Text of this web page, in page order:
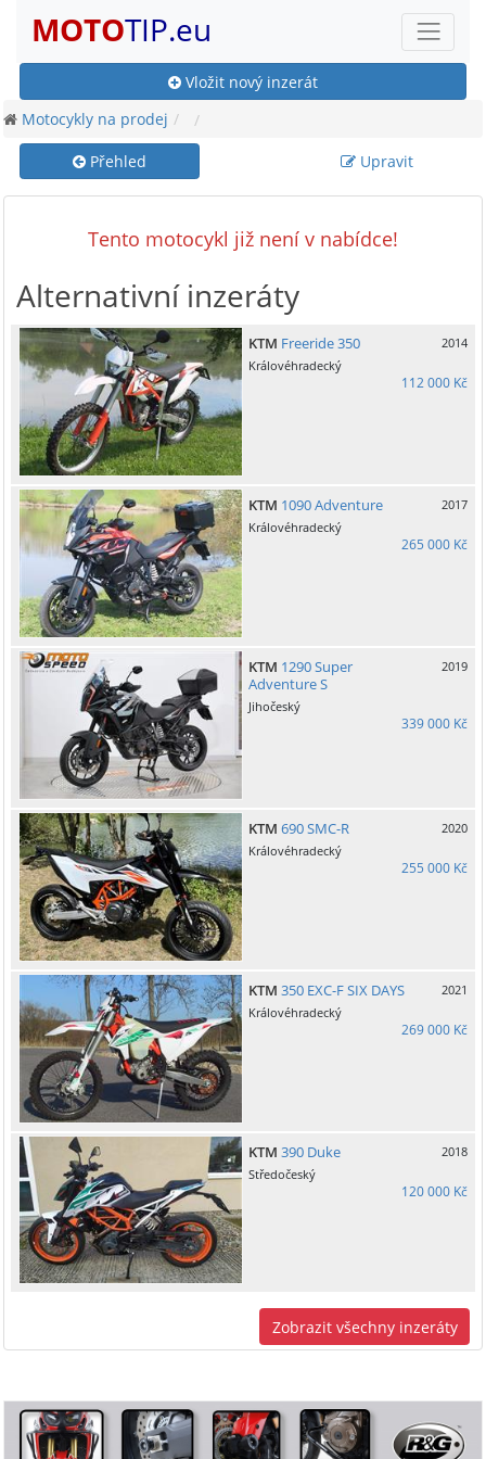
MOTOTIP.eu
Vložit nový inzerát
Motocykly na prodej
Přehled Upravit
Tento motocykl již není v nabídce!
Alternativní inzeráty
KTM Freeride 350
2014
Královéhradecký
112 000 Kč
KTM 1090 Adventure
2017
Královéhradecký
265 000 Kč
KTM 1290 Super
Adventure S
2019
Jihočeský
339 000 Kč
KTM 690 SMC-R
2020
Královéhradecký
255 000 Kč
KTM 350 EXC-F SIX DAYS
2021
Královéhradecký
269 000 Kč
KTM 390 Duke
2018
Středočeský
120 000 Kč
Zobrazit všechny inzeráty